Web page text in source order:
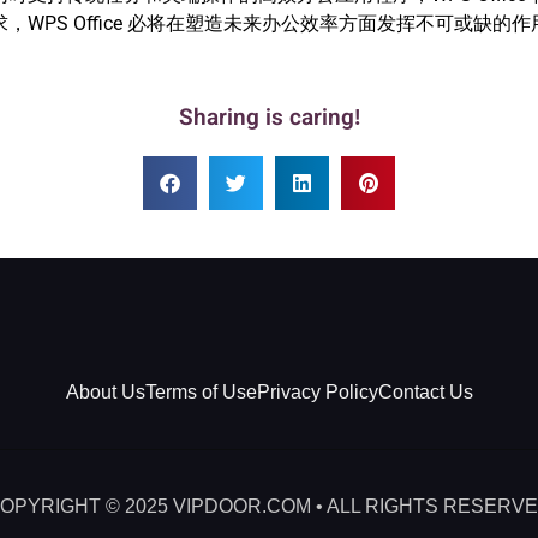
，WPS Office 必将在塑造未来办公效率方面发挥不可或缺的作
Sharing is caring!
About UsTerms of UsePrivacy PolicyContact Us
© 2025 VIPDOOR.COM • ALL RIGHTS